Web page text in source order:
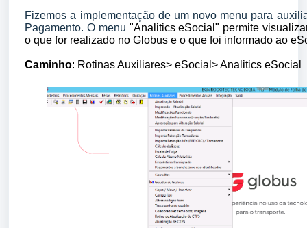
Fizemos a implementação de um novo menu para
Pagamento. O menu "Analitics eSocial" permite
o que for realizado no Globus e o que foi informado ao
Caminho: Rotinas Auxiliares> eSocial> Analitics eSocial